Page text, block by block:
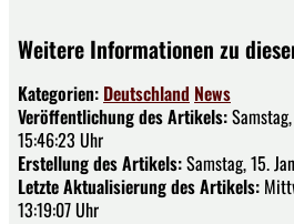
Weitere Informationen zu
Kategorien: Deutschland News
Veröffentlichung des Artikels:
15:46:23 Uhr
Erstellung des Artikels:Samstag, 15.
Letzte Aktualisierung des Artikels:
13:19:07 Uhr